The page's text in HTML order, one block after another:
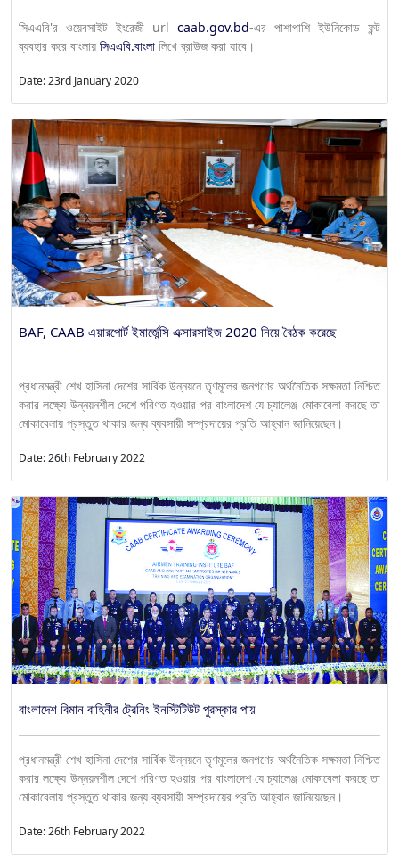
সিএএবি'র ওয়েবসাইট ইংরেজী url caab.gov.bd-এর পাশাপাশি ইউনিকোড ফন্ট
ব্যবহার করে বাংলায় সিএএবি.বাংলা লিখে ব্রাউজ করা যাবে।
Date: 23rd January 2020
BAF, CAAB এয়ারপোর্ট ইমার্জেন্সি এক্সারসাইজ 2020 নিয়ে বৈঠক করেছে
প্রধানমন্ত্রী শেখ হাসিনা দেশের সার্বিক উন্নয়নে তৃণমূলের জনগণের অর্থনৈতিক সক্ষমতা নিশ্চিত
করার লক্ষ্যে উন্নয়নশীল দেশে পরিণত হওয়ার পর বাংলাদেশ যে চ্যালেঞ্জ মোকাবেলা করছে তা
মোকাবেলায় প্রস্তুত থাকার জন্য ব্যবসায়ী সম্প্রদায়ের প্রতি আহ্বান জানিয়েছেন।
Date: 26th February 2022
বাংলাদেশ বিমান বাহিনীর ট্রেনিং ইনস্টিটিউট পুরস্কার পায়
প্রধানমন্ত্রী শেখ হাসিনা দেশের সার্বিক উন্নয়নে তৃণমূলের জনগণের অর্থনৈতিক সক্ষমতা নিশ্চিত
করার লক্ষ্যে উন্নয়নশীল দেশে পরিণত হওয়ার পর বাংলাদেশ যে চ্যালেঞ্জ মোকাবেলা করছে তা
মোকাবেলায় প্রস্তুত থাকার জন্য ব্যবসায়ী সম্প্রদায়ের প্রতি আহ্বান জানিয়েছেন।
Date: 26th February 2022